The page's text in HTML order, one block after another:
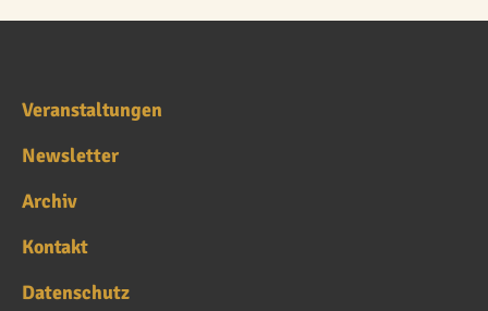
Veranstaltungen
Newsletter
Archiv
Kontakt
Datenschutz